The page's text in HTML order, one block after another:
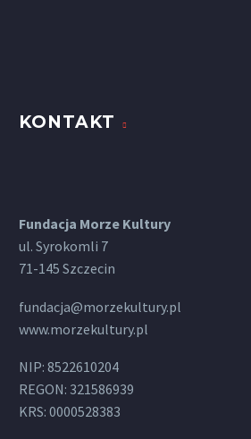
KONTAKT
Fundacja Morze Kultury
ul. Syrokomli 7
71-145 Szczecin
fundacja@morzekultury.pl
www.morzekultury.pl
NIP: 8522610204
REGON: 321586939
KRS: 0000528383